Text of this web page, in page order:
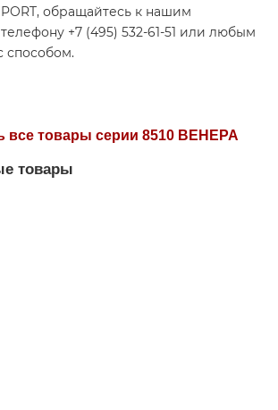
обращайтесь к нашим
+7 (495) 532-61-51 или любым
способом.
все товары серии 8510 ВЕНЕРА
товары